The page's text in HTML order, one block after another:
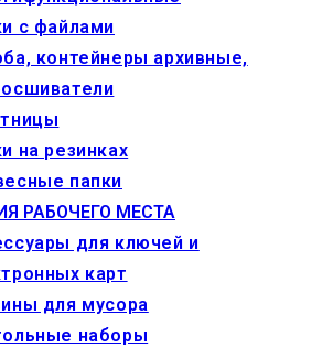
с файлами
контейнеры архивные,
на резинках
папки
РАБОЧЕГО МЕСТА
для ключей и
карт
для мусора
наборы